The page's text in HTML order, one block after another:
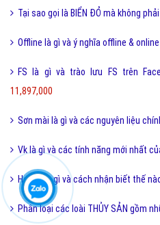
Tại sao gọi là BIỂN ĐỎ mà không
Offline là gì và ý nghĩa offline &
FS là gì và trào lưu FS trên
11,897,000
Sơn mài là gì và các nguyên liệu
Vk là gì và các tính năng mới nhất
Homie là gì và cách nhận biết thế
Phân loại các loài THỦY SẢN gồm